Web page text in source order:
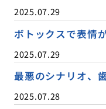
2025.07.29
ボトックスで表情
2025.07.29
最悪のシナリオ、
2025.07.28